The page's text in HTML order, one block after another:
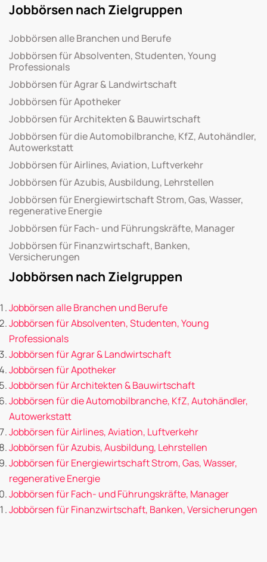
Jobbörsen nach Zielgruppen
Jobbörsen alle Branchen und Berufe
Jobbörsen für Absolventen, Studenten, Young
Professionals
Jobbörsen für Agrar & Landwirtschaft
Jobbörsen für Apotheker
Jobbörsen für Architekten & Bauwirtschaft
Jobbörsen für die Automobilbranche, KfZ, Autohändler,
Autowerkstatt
Jobbörsen für Airlines, Aviation, Luftverkehr
Jobbörsen für Azubis, Ausbildung, Lehrstellen
Jobbörsen für Energiewirtschaft Strom, Gas, Wasser,
regenerative Energie
Jobbörsen für Fach- und Führungskräfte, Manager
Jobbörsen für Finanzwirtschaft, Banken,
Versicherungen
Jobbörsen nach Zielgruppen
Jobbörsen alle Branchen und Berufe
Jobbörsen für Absolventen, Studenten, Young
Professionals
Jobbörsen für Agrar & Landwirtschaft
Jobbörsen für Apotheker
Jobbörsen für Architekten & Bauwirtschaft
Jobbörsen für die Automobilbranche, KfZ, Autohändler,
Autowerkstatt
Jobbörsen für Airlines, Aviation, Luftverkehr
Jobbörsen für Azubis, Ausbildung, Lehrstellen
Jobbörsen für Energiewirtschaft Strom, Gas, Wasser,
regenerative Energie
Jobbörsen für Fach- und Führungskräfte, Manager
Jobbörsen für Finanzwirtschaft, Banken, Versicherungen